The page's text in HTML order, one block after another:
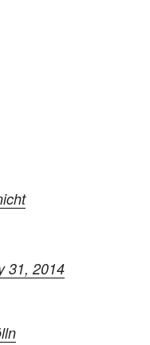
31, 2014